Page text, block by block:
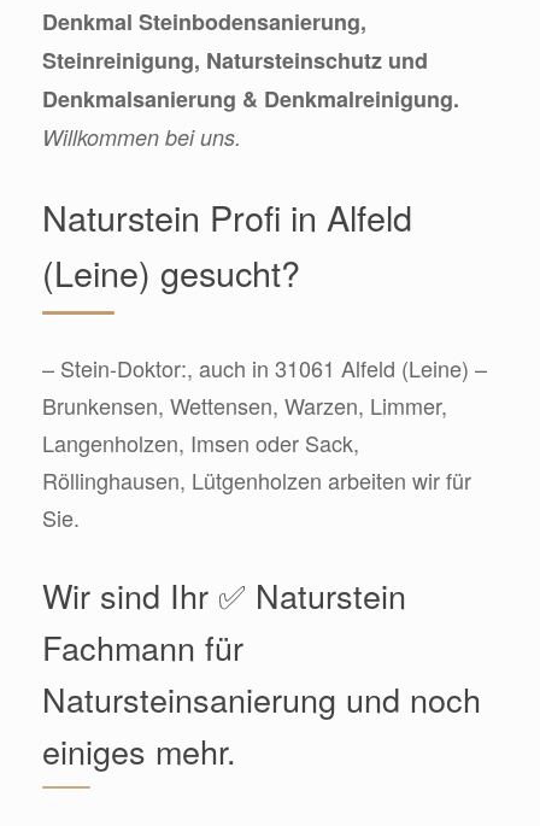
Denkmal Steinbodensanierung,
Steinreinigung, Natursteinschutz und
Denkmalsanierung & Denkmalreinigung.
Willkommen bei uns.
Naturstein Profi in Alfeld
(Leine) gesucht?
– Stein-Doktor:, auch in 31061 Alfeld (Leine) –
Brunkensen, Wettensen, Warzen, Limmer,
Langenholzen, Imsen oder Sack,
Röllinghausen, Lütgenholzen arbeiten wir für
Sie.
Wir sind Ihr ✅ Naturstein
Fachmann für
Natursteinsanierung und noch
einiges mehr.